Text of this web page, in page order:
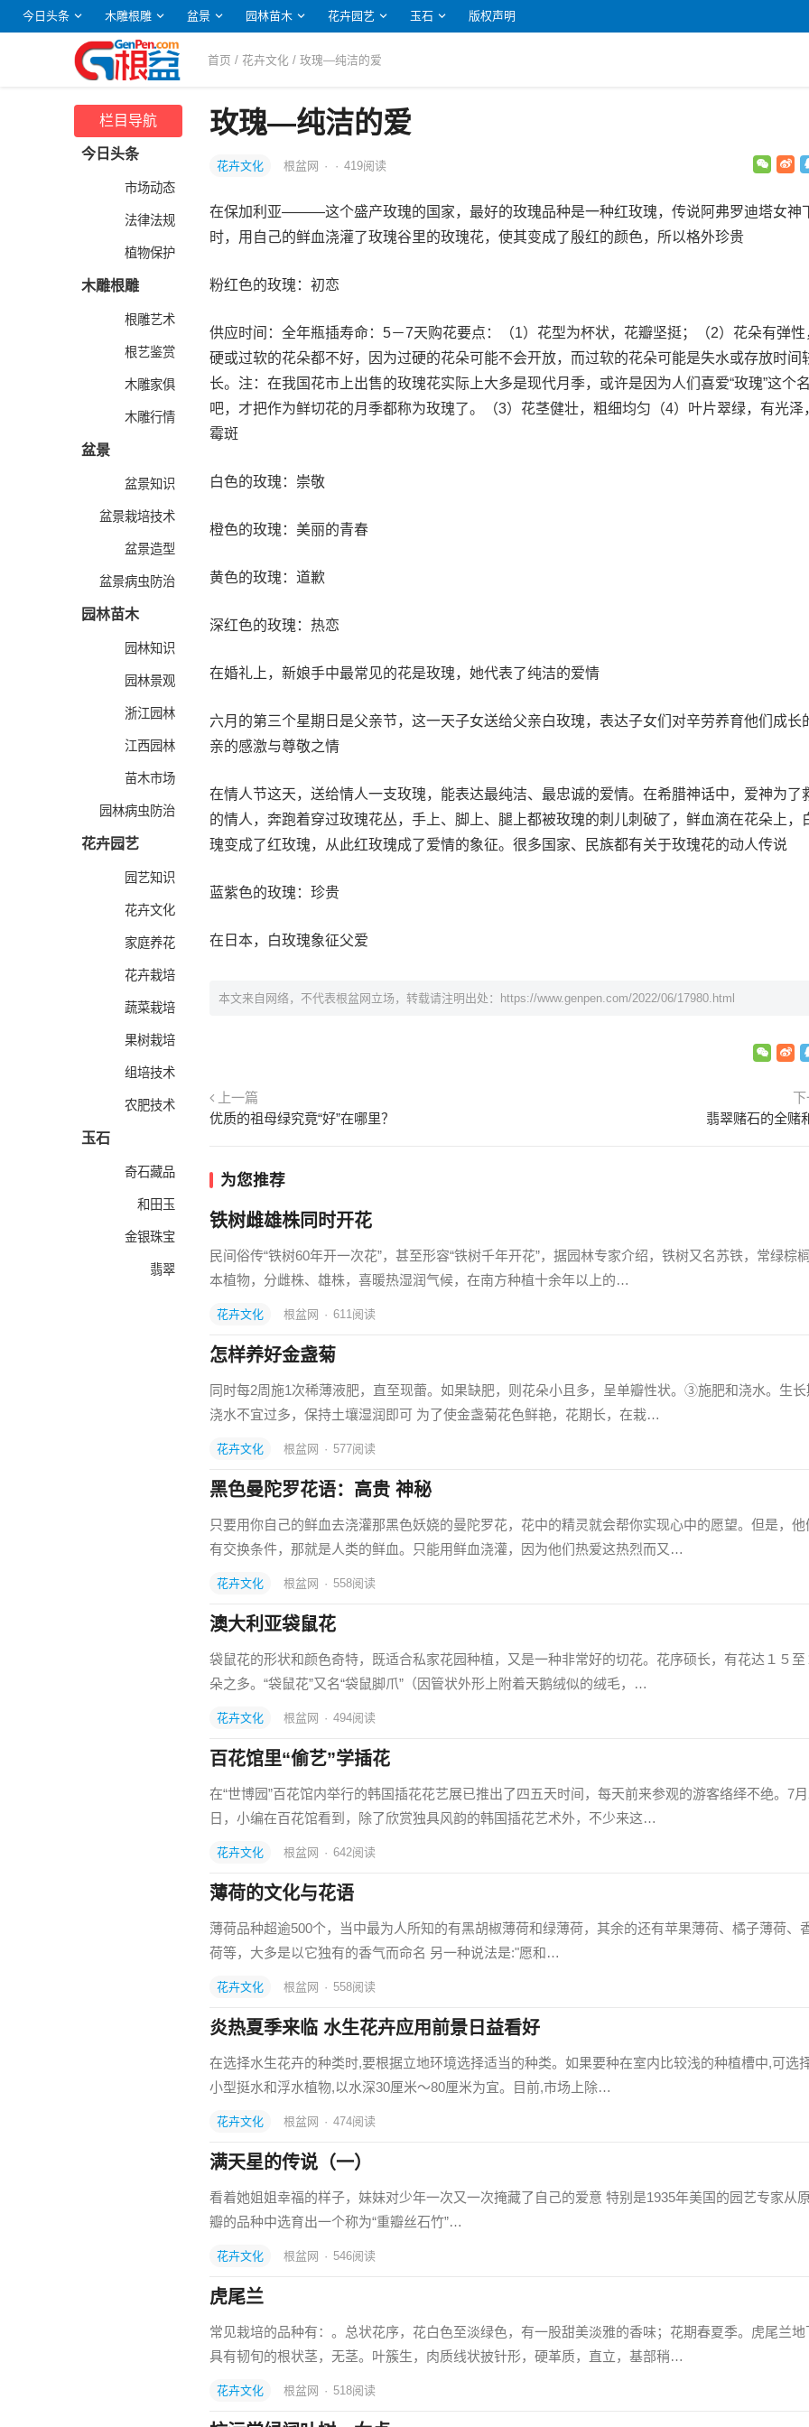
今日头条 木雕根雕 盆景 园林苗木 花卉园艺 玉石 版权声明
首页 / 花卉文化 / 玫瑰—纯洁的爱
栏目导航
今日头条
市场动态
法律法规
植物保护
木雕根雕
根雕艺术
根艺鉴赏
木雕家俱
木雕行情
盆景
盆景知识
盆景栽培技术
盆景造型
盆景病虫防治
园林苗木
园林知识
园林景观
浙江园林
江西园林
苗木市场
园林病虫防治
花卉园艺
园艺知识
花卉文化
家庭养花
花卉栽培
蔬菜栽培
果树栽培
组培技术
农肥技术
玉石
奇石藏品
和田玉
金银珠宝
翡翠
玫瑰—纯洁的爱
花卉文化 根盆网 · · 419阅读
在保加利亚———这个盛产玫瑰的国家，最好的玫瑰品种是一种红玫瑰，传说阿弗罗迪塔女神
时，用自己的鲜血浇灌了玫瑰谷里的玫瑰花，使其变成了殷红的颜色，所以格外珍贵
粉红色的玫瑰：初恋
供应时间：全年瓶插寿命：5－7天购花要点：（1）花型为杯状，花瓣坚挺；（2）花朵有弹性
硬或过软的花朵都不好，因为过硬的花朵可能不会开放，而过软的花朵可能是失水或存放时间
长。注：在我国花市上出售的玫瑰花实际上大多是现代月季，或许是因为人们喜爱“玫瑰”这个
吧，才把作为鲜切花的月季都称为玫瑰了。（3）花茎健壮，粗细均匀（4）叶片翠绿，有光泽
霉斑
白色的玫瑰：崇敬
橙色的玫瑰：美丽的青春
黄色的玫瑰：道歉
深红色的玫瑰：热恋
在婚礼上，新娘手中最常见的花是玫瑰，她代表了纯洁的爱情
六月的第三个星期日是父亲节，这一天子女送给父亲白玫瑰，表达子女们对辛劳养育他们成长
亲的感激与尊敬之情
在情人节这天，送给情人一支玫瑰，能表达最纯洁、最忠诚的爱情。在希腊神话中，爱神为了
的情人，奔跑着穿过玫瑰花丛，手上、脚上、腿上都被玫瑰的刺儿刺破了，鲜血滴在花朵上，
瑰变成了红玫瑰，从此红玫瑰成了爱情的象征。很多国家、民族都有关于玫瑰花的动人传说
蓝紫色的玫瑰：珍贵
在日本，白玫瑰象征父爱
本文来自网络，不代表根盆网立场，转载请注明出处： https://www.genpen.com/2022/06/17980.html
上一篇
优质的祖母绿究竟“好”在哪里？
翡翠赌石的全赌
为您推荐
铁树雌雄株同时开花
民间俗传“铁树60年开一次花”，甚至形容“铁树千年开花”，据园林专家介绍，铁树又名苏铁，常绿棕
本植物，分雌株、雄株，喜暖热湿润气候，在南方种植十余年以上的…
花卉文化 根盆网 · 611阅读
怎样养好金盏菊
同时每2周施1次稀薄液肥，直至现蕾。如果缺肥，则花朵小且多，呈单瓣性状。③施肥和浇水。生长
浇水不宜过多，保持土壤湿润即可 为了使金盏菊花色鲜艳，花期长，在栽…
花卉文化 根盆网 · 577阅读
黑色曼陀罗花语：高贵 神秘
只要用你自己的鲜血去浇灌那黑色妖娆的曼陀罗花，花中的精灵就会帮你实现心中的愿望。但是，他
有交换条件，那就是人类的鲜血。只能用鲜血浇灌，因为他们热爱这热烈而又…
花卉文化 根盆网 · 558阅读
澳大利亚袋鼠花
袋鼠花的形状和颜色奇特，既适合私家花园种植，又是一种非常好的切花。花序硕长，有花达１５至
朵之多。“袋鼠花”又名“袋鼠脚爪”（因管状外形上附着天鹅绒似的绒毛，…
花卉文化 根盆网 · 494阅读
百花馆里“偷艺”学插花
在“世博园”百花馆内举行的韩国插花花艺展已推出了四五天时间，每天前来参观的游客络绎不绝。7
日，小编在百花馆看到，除了欣赏独具风韵的韩国插花艺术外，不少来这…
花卉文化 根盆网 · 642阅读
薄荷的文化与花语
薄荷品种超逾500个，当中最为人所知的有黑胡椒薄荷和绿薄荷，其余的还有苹果薄荷、橘子薄荷、
荷等，大多是以它独有的香气而命名 另一种说法是:"愿和…
花卉文化 根盆网 · 558阅读
炎热夏季来临 水生花卉应用前景日益看好
在选择水生花卉的种类时,要根据立地环境选择适当的种类。如果要种在室内比较浅的种植槽中,可选
小型挺水和浮水植物,以水深30厘米～80厘米为宜。目前,市场上除…
花卉文化 根盆网 · 474阅读
满天星的传说（一）
看着她姐姐幸福的样子，妹妹对少年一次又一次掩藏了自己的爱意 特别是1935年美国的园艺专家从
瓣的品种中选育出一个称为“重瓣丝石竹”…
花卉文化 根盆网 · 546阅读
虎尾兰
常见栽培的品种有：。总状花序，花白色至淡绿色，有一股甜美淡雅的香味；花期春夏季。虎尾兰地
具有韧旬的根状茎，无茎。叶簇生，肉质线状披针形，硬革质，直立，基部稍…
花卉文化 根盆网 · 518阅读